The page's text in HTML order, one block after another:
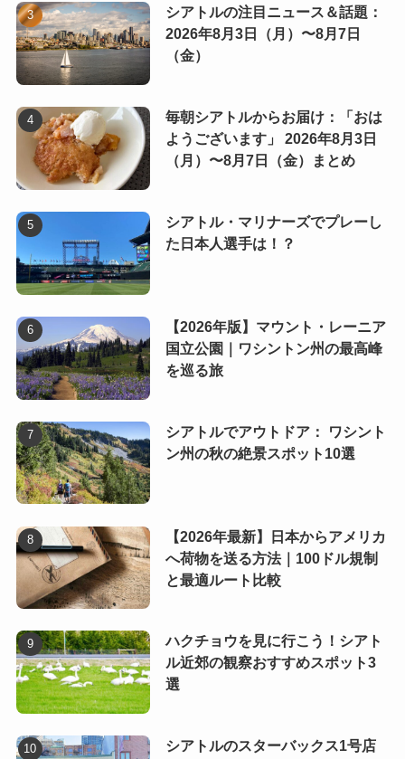
シアトルの注目ニュース＆話題：
2026年8月3日（月）〜8月7日
（金）
毎朝シアトルからお届け：「おは
ようございます」 2026年8月3日
（月）〜8月7日（金）まとめ
シアトル・マリナーズでプレーし
た日本人選手は！？
【2026年版】マウント・レーニア
国立公園｜ワシントン州の最高峰
を巡る旅
シアトルでアウトドア： ワシント
ン州の秋の絶景スポット10選
【2026年最新】日本からアメリカ
へ荷物を送る方法｜100ドル規制
と最適ルート比較
ハクチョウを見に行こう！シアト
ル近郊の観察おすすめスポット3
選
シアトルのスターバックス1号店